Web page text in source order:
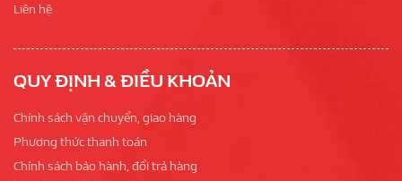
Liên hệ
QUY ĐỊNH & ĐIỀU KHOẢN
Chính sách vận chuyển, giao hàng
Phương thức thanh toán
Chính sách bảo hành, đổi trả hàng